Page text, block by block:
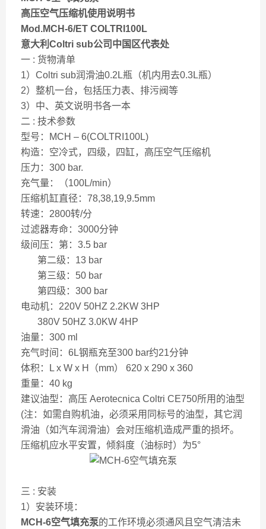
高压空气压缩机使用说明书
Mod.MCH-6/ET COLTRI100L
意大利Coltri sub公司中国区代表处
一 : 货物清单
1）Coltri sub润滑油0.2L瓶（机内用去0.3L瓶）
2）整机一台，包括压力表、排污阀等
3）中、英文说明书各一本
二 : 技术参数
型号：MCH – 6(COLTRI100L)
构造：空冷式，四级，四缸，高压空气压缩机
压力：300 bar.
充气量：（100L/min）
压缩机缸直径：78,38,19,9.5mm
转速：2800转/分
过滤器寿命：3000分钟
级间压：第：3.5 bar
第二级：13 bar
第三级：50 bar
第四级：300 bar
电动机：220V 50HZ 2.2KW 3HP
380V 50HZ 3.0KW 4HP
油量：300 ml
充气时间：6L钢瓶充至300 bar约21分钟
体积：L x W x H（mm） 620 x 290 x 360
重量：40 kg
建议油型：高压 Aerotecnica Coltri CE750所用的油型
(注：如需自购机油，必须采用同标号的油型，其它润
滑油（如汽车润滑油）会对压缩机造成严重的损坏。
压缩机应水平安置，倾斜度（油标时）为5°
三 : 安装
1）安装环境：
MCH-6空气填充泵的工作环境必须通风且空气清洁未